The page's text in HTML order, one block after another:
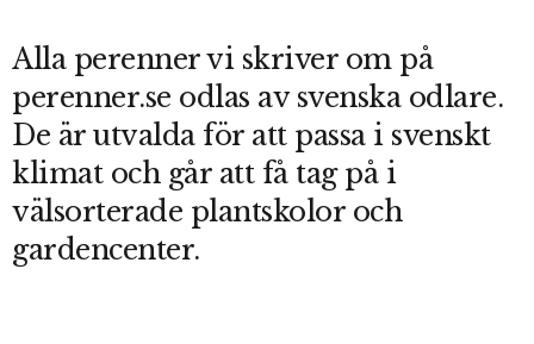
Alla perenner vi skriver om på
perenner.se odlas av svenska odlare.
De är utvalda för att passa i svenskt
klimat och går att få tag på i
välsorterade plantskolor och
gardencenter.